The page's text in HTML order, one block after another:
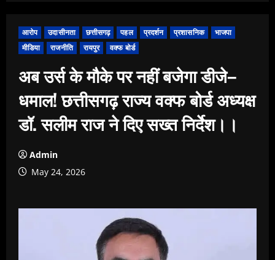
आरोप उदासीनता छत्तीसगढ़ पहल प्रदर्शन प्रशासनिक
भाजपा
मीडिया
राजनीति रायपुर वक्फ बोर्ड
अब उर्स के मौके पर नहीं बजेगा डीजे–
धमाल! छत्तीसगढ़ राज्य वक्फ बोर्ड अध्यक्ष
डॉ. सलीम राज ने दिए सख्त निर्देश।।
Admin
May 24, 2026